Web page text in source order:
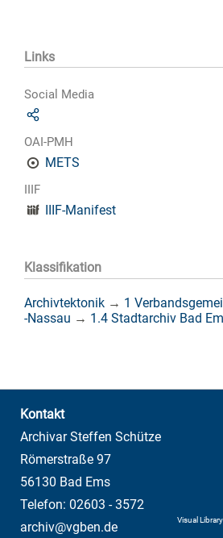
Links
Social Media
OAI-PMH
METS
IIIF
IIIF-Manifest
Klassifikation
Archivtektonik → 1
-Nassau → 1.4 Stadtarchiv Bad
Kontakt
Archivar Steffen Schütze
Römerstraße 97
56130 Bad Ems
Telefon: 02603 - 3572
archiv@vgben.de
Visual